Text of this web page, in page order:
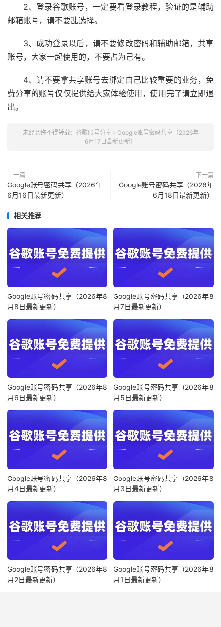
2、登录谷歌账号，一定要看登录教程，验证的是辅助
邮箱账号，请不要乱选择。
3、成功登录以后，请不要修改密码和辅助邮箱，共享
账号，大家一起使用的，不要占为己有。
4、请不要拿共享账号去绑定自己比较重要的业务，免
费分享的账号仅仅提供给大家体验使用，使用完了请立即退
出。
未经允许不得转载： 谷歌账号分享 » Google账号密码共享（2026年
6月17日最新更新）
上一篇
Google账号密码共享（2026年
6月16日最新更新）
下一篇
Google账号密码共享（2026年
6月18日最新更新）
相关推荐
Google账号密码共享（2026年8
月8日最新更新）
Google账号密码共享（2026年8
月7日最新更新）
Google账号密码共享（2026年8
月6日最新更新）
Google账号密码共享（2026年8
月5日最新更新）
Google账号密码共享（2026年8
月4日最新更新）
Google账号密码共享（2026年8
月3日最新更新）
Google账号密码共享（2026年8
月2日最新更新）
Google账号密码共享（2026年8
月1日最新更新）